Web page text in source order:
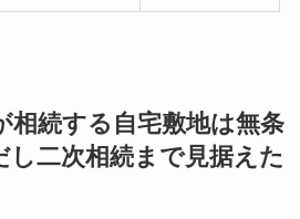
相続する自宅敷地は無条
し二次相続まで見据えた